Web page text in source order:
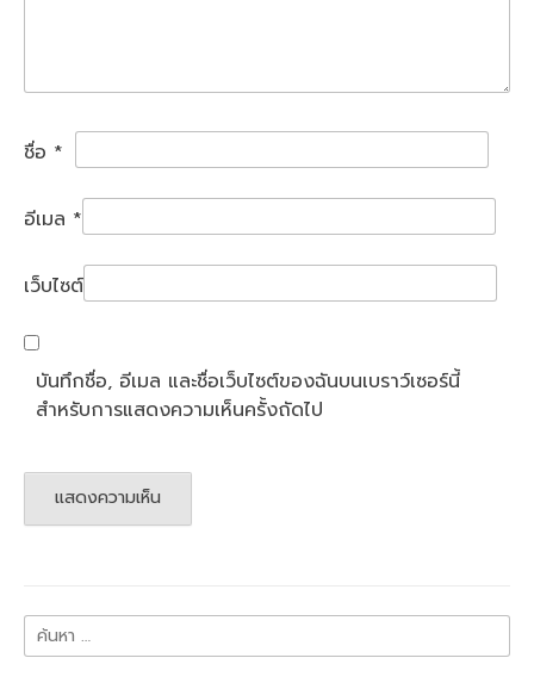
ชื่อ *
อีเมล *
เว็บไซต์
บันทึกชื่อ, อีเมล และชื่อเว็บไซต์ของฉันบนเบราว์เซอร์นี้
สำหรับการแสดงความเห็นครั้งถัดไป
ค้นหา
สำหรับ: